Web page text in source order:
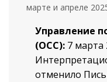
марте и апреле
Управление
(OCC): 7 марта
отменило